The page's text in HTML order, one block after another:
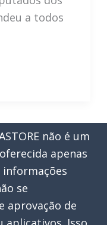
a todos
não é um
apenas
se
aprovação de